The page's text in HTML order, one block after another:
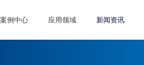
案例中心 应用领域 新闻资讯